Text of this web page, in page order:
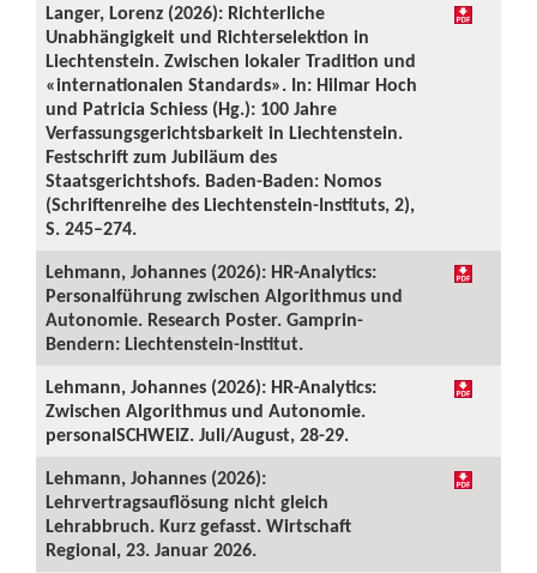
Langer, Lorenz (2026): Richterliche
Unabhängigkeit und Richterselektion in
Liechtenstein. Zwischen lokaler Tradition und
«internationalen Standards». In: Hilmar Hoch
und Patricia Schiess (Hg.): 100 Jahre
Verfassungsgerichtsbarkeit in Liechtenstein.
Festschrift zum Jubiläum des
Staatsgerichtshofs. Baden-Baden: Nomos
(Schriftenreihe des Liechtenstein-Instituts, 2),
S. 245–274.
Lehmann, Johannes (2026): HR-Analytics:
Personalführung zwischen Algorithmus und
Autonomie. Research Poster. Gamprin-
Bendern: Liechtenstein-Institut.
Lehmann, Johannes (2026): HR-Analytics:
Zwischen Algorithmus und Autonomie.
personalSCHWEIZ. Juli/August, 28-29.
Lehmann, Johannes (2026):
Lehrvertragsauflösung nicht gleich
Lehrabbruch. Kurz gefasst. Wirtschaft
Regional, 23. Januar 2026.